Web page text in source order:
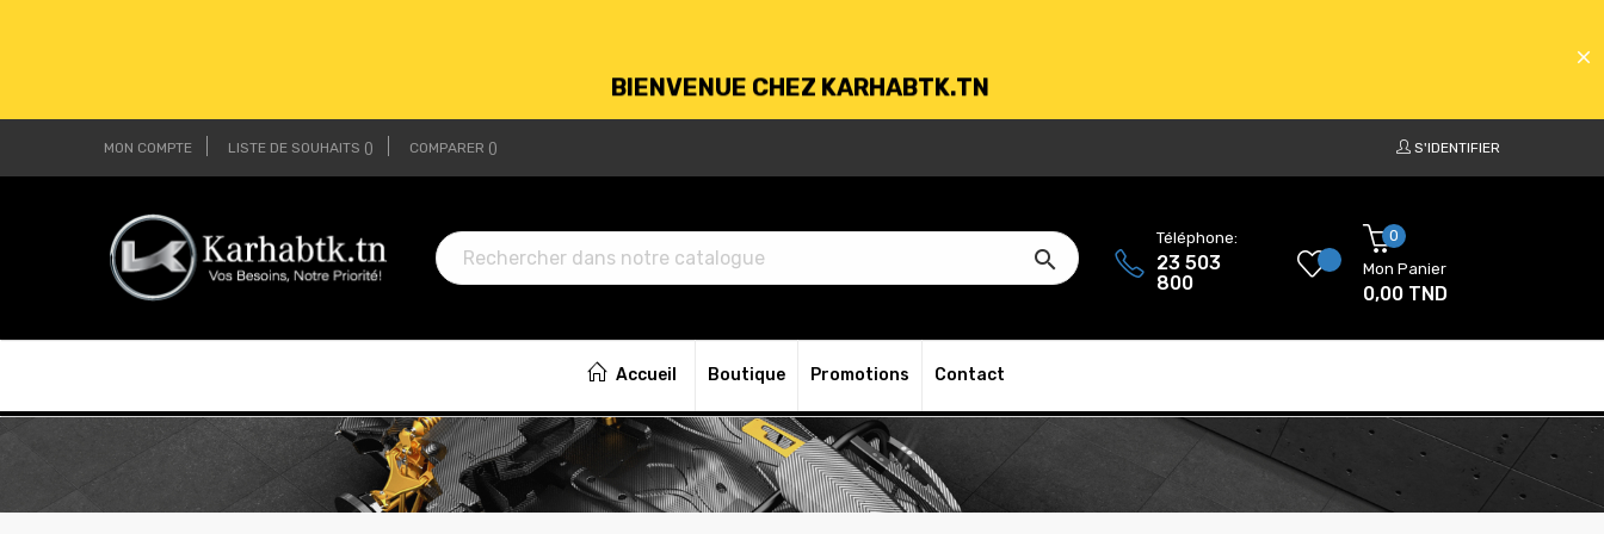
LIVRAISON GRATUITE À PARTIR DE 250DT D'ACHATS
BIENVENUE CHEZ KARHABTK.TN
LIVRAISON GRATUITE À PARTIR DE 250DT D'ACHATS
MON COMPTE LISTE DE SOUHAITS COMPARER S'IDENTIFIER

Téléphone:
23 503
800
0
Mon Panier
0,00 TND
Accueil Boutique Promotions Contact